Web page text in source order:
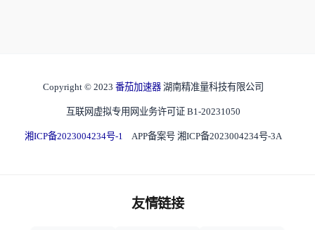
Copyright © 2023 番茄加速器 湖南精准量科技有限公司
互联网虚拟专用网业务许可证 B1-20231050
湘ICP备2023004234号-1 APP备案号 湘ICP备2023004234号-3A
友情链接